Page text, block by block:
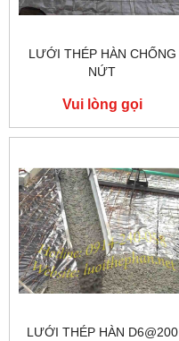
LƯỚI THÉP HÀN CHỐNG
NỨT
Vui lòng gọi
LƯỚI THÉP HÀN D6@200